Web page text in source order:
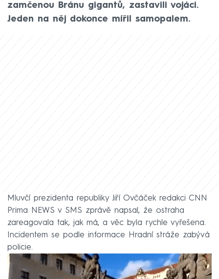
zamčenou Bránu gigantů, zastavili vojáci.
Jeden na něj dokonce mířil samopalem.
Mluvčí prezidenta republiky Jiří Ovčáček redakci CNN
Prima NEWS v SMS zprávě napsal, že ostraha
zareagovala tak, jak má, a věc byla rychle vyřešena.
Incidentem se podle informace Hradní stráže zabývá
policie.